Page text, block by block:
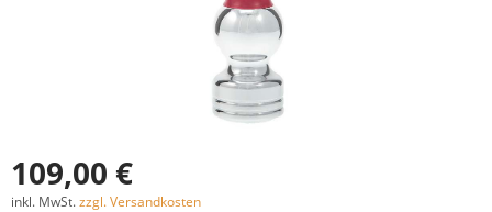
109,00 €
inkl. MwSt.zzgl. Versandkosten